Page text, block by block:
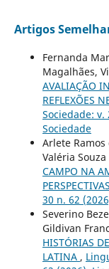
Artigos
Fernanda
Magalhães,
AVALIAÇÃO
REFLEXÕES
Sociedade: v.
Sociedade
Arlete Ramos
Valéria
CAMPO NA
PERSPECTIVAS
30 n. 62
Severino
Gildivan
HISTÓRIAS
LATINA ,